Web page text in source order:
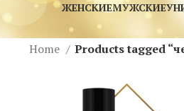
ЖЕНСКИЕМУЖСКИЕ
Home Products tagged